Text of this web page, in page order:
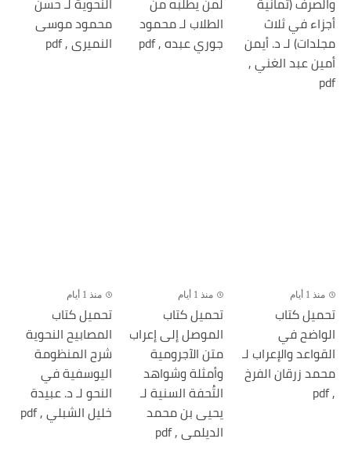
أجزاء في ثلاث
مجلدات) لـ د. أيمن
أمين عبد الغني ,
pdf
الطلاب لـ محمود
جوري عبده , pdf
محمود موسى
النميرى , pdf
منذ 1 أيام
تحميل كتاب
الواضح في
القواعد والإعراب لـ
محمد زرقان الفرخ
, pdf
منذ 1 أيام
تحميل كتاب
الموصل إلى إعراب
متن الآجرومية
وأمثلة وشواهد
التُحفة السنية لـ
يحيى بن محمد
الديلمى , pdf
منذ 1 أيام
تحميل كتاب
المصابيح النحوية
شرح المنظومة
اليوسفية في
النحو لـ د. عبيدة
خليل الشبلي , pdf